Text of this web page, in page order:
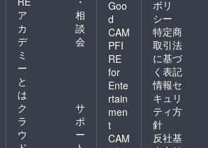
ア
カ
デ
ミ
ー
と
は
相
談
会
ク
ラ
ウ
サ
ポ
ー
Goo
d
CAM
PFI
RE
for
Ente
rtain
men
t
CAM
ポリ
シー
特定商
取引法
に基づ
く表記
情報セ
キュリ
ティ方
針
反社基